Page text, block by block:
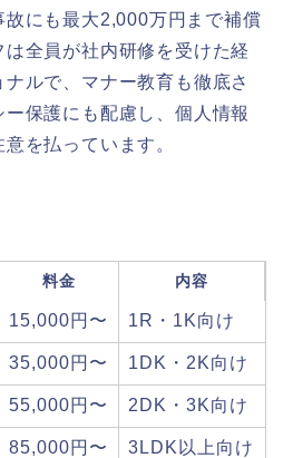
故にも最大2,000万円まで補償
全員が社内研修を受けた経
ルで、マナー教育も徹底さ
保護にも配慮し、個人情報
を払っています。
料金 内容
15,000円〜 1R・1K向け
35,000円〜 1DK・2K向け
55,000円〜 2DK・3K向け
85,000円〜 3LDK以上向け